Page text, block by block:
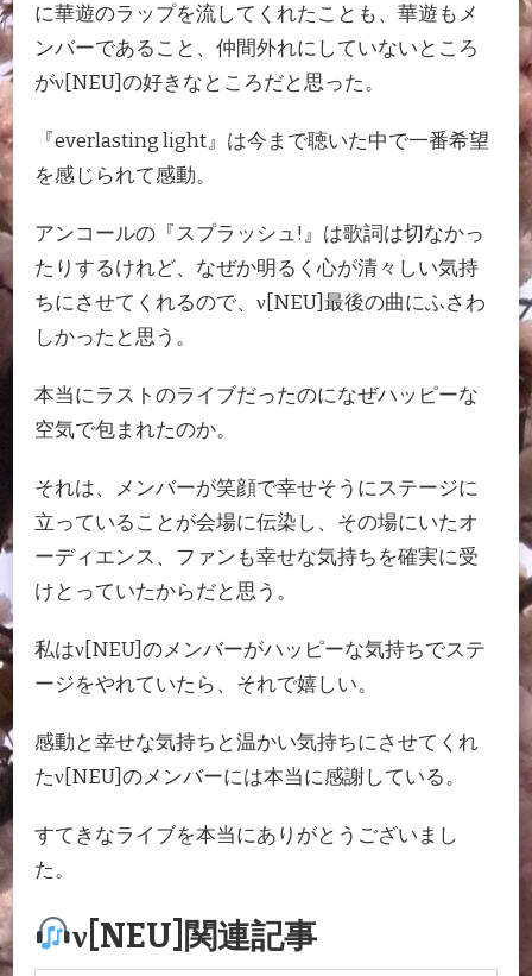
に華遊のラップを流してくれたことも、華遊もメ
ンバーであること、仲間外れにしていないところ
がν[NEU]の好きなところだと思った。
『everlasting light』は今まで聴いた中で一番希望
を感じられて感動。
アンコールの『スプラッシュ!』は歌詞は切なかっ
たりするけれど、なぜか明るく心が清々しい気持
ちにさせてくれるので、ν[NEU]最後の曲にふさわ
しかったと思う。
本当にラストのライブだったのになぜハッピーな
空気で包まれたのか。
それは、メンバーが笑顔で幸せそうにステージに
立っていることが会場に伝染し、その場にいたオ
ーディエンス、ファンも幸せな気持ちを確実に受
けとっていたからだと思う。
私はν[NEU]のメンバーがハッピーな気持ちでステ
ージをやれていたら、それで嬉しい。
感動と幸せな気持ちと温かい気持ちにさせてくれ
たν[NEU]のメンバーには本当に感謝している。
すてきなライブを本当にありがとうございまし
た。
ν[NEU]関連記事